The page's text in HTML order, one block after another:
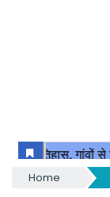
Home